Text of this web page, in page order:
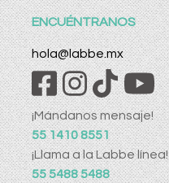
ENCUÉNTRANOS
hola@labbe.mx
¡Mándanos mensaje!
55 1410 8551
¡Llama a la Labbe línea!
55 5488 5488